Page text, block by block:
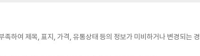
하여 제목, 표지, 가격, 유통상태 등의 정보가 미비하거나 변경되는